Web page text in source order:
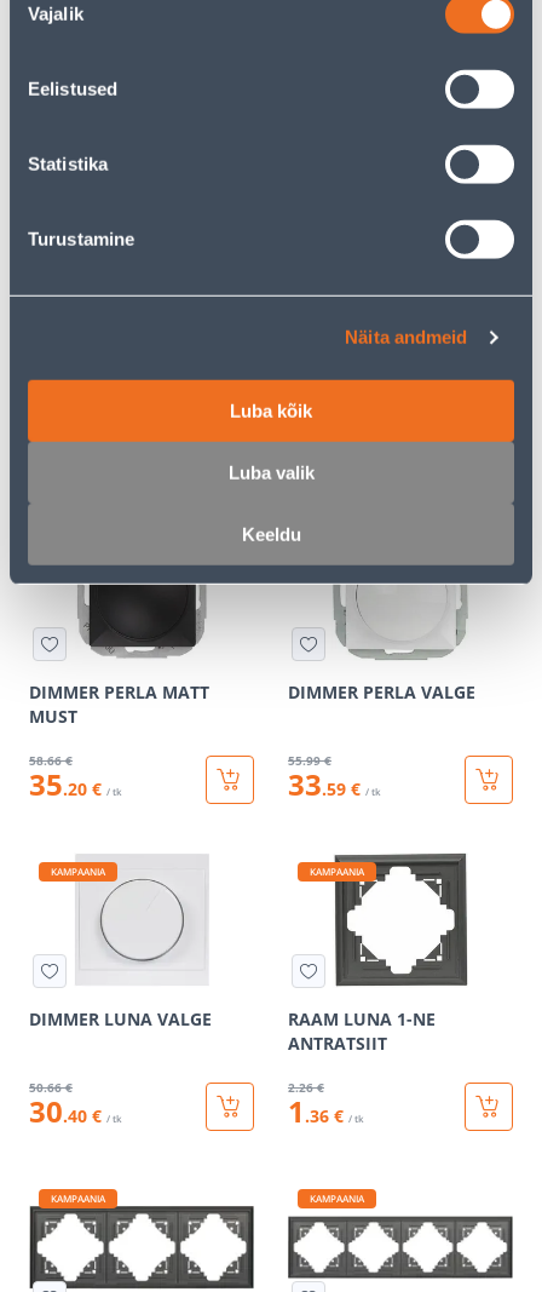
valik
Vajalik
Eelistused
Statistika
Turustamine
Näita andmeid
Luba kõik
Luba valik
Keeldu
VEKSELLÜLITI B2 IP54
B2 KAANEGA IP54 MUST
3 34
DIMMER PERLA MATT
MUST
58.66 €
35.20 € / tk
DIMMER PERLA VALGE
55.99 €
33.59 € / tk
KAMPAANIA
DIMMER LUNA VALGE
50.66 €
30.40 € / tk
KAMPAANIA
RAAM LUNA 1-NE
ANTRATSIIT
2.26 €
1 .36 € / tk
KAMPAANIA KAMPAANIA